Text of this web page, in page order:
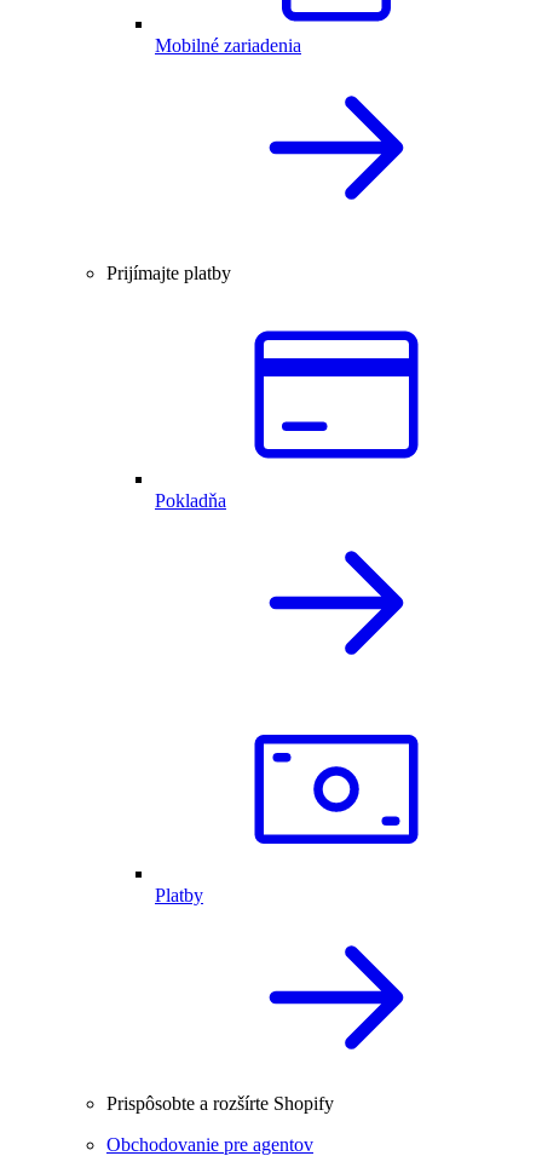
Mobilné zariadenia
Prijímajte platby
Pokladňa
Platby
Prispôsobte a rozšírte Shopify
Obchodovanie pre agentov